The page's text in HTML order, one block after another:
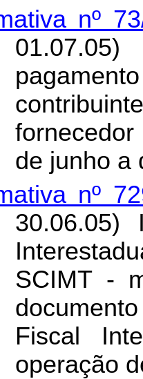
nº
01.07.05)
de junho a
nº
30.06.05)
SCIMT -
Fiscal
operação